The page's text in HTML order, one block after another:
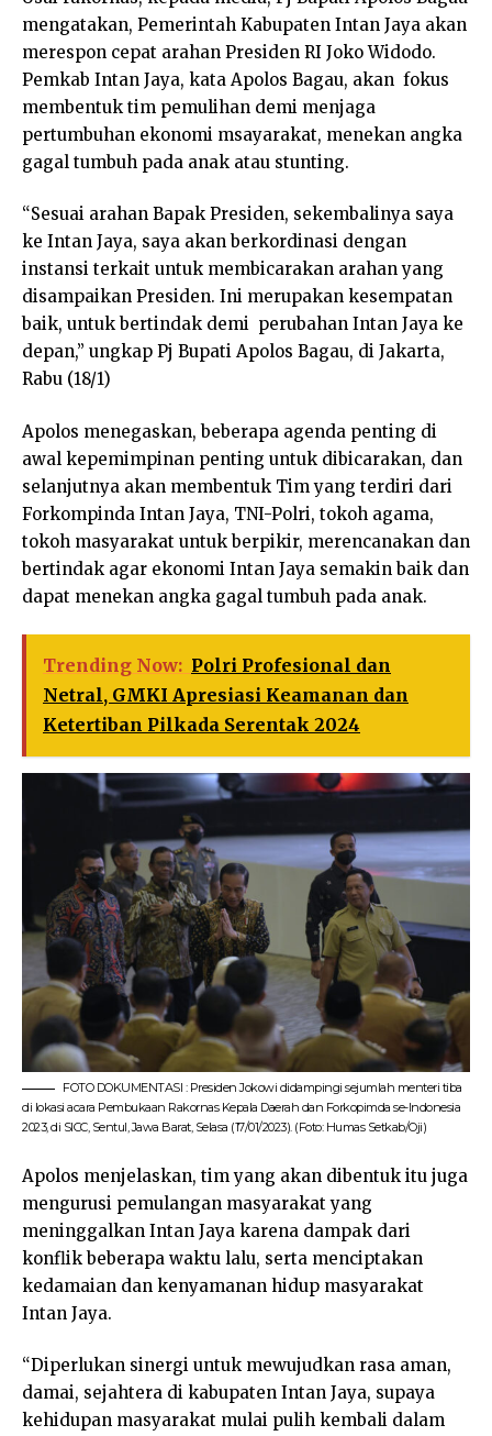
mengatakan, Pemerintah Kabupaten Intan Jaya akan
merespon cepat arahan Presiden RI Joko Widodo.
Pemkab Intan Jaya, kata Apolos Bagau, akan fokus
membentuk tim pemulihan demi menjaga
pertumbuhan ekonomi msayarakat, menekan angka
gagal tumbuh pada anak atau stunting.
“Sesuai arahan Bapak Presiden, sekembalinya saya
ke Intan Jaya, saya akan berkordinasi dengan
instansi terkait untuk membicarakan arahan yang
disampaikan Presiden. Ini merupakan kesempatan
baik, untuk bertindak demi perubahan Intan Jaya ke
depan,” ungkap Pj Bupati Apolos Bagau, di Jakarta,
Rabu (18/1)
Apolos menegaskan, beberapa agenda penting di
awal kepemimpinan penting untuk dibicarakan, dan
selanjutnya akan membentuk Tim yang terdiri dari
Forkompinda Intan Jaya, TNI-Polri, tokoh agama,
tokoh masyarakat untuk berpikir, merencanakan dan
bertindak agar ekonomi Intan Jaya semakin baik dan
dapat menekan angka gagal tumbuh pada anak.
Trending Now: Polri Profesional dan
Netral, GMKI Apresiasi Keamanan dan
Ketertiban Pilkada Serentak 2024
FOTO DOKUMENTASI : Presiden Jokowi didampingi sejumlah menteri tiba
di lokasi acara Pembukaan Rakornas Kepala Daerah dan Forkopimda se-Indonesia
2023, di SICC, Sentul, Jawa Barat, Selasa (17/01/2023). (Foto: Humas Setkab/Oji)
Apolos menjelaskan, tim yang akan dibentuk itu juga
mengurusi pemulangan masyarakat yang
meninggalkan Intan Jaya karena dampak dari
konflik beberapa waktu lalu, serta menciptakan
kedamaian dan kenyamanan hidup masyarakat
Intan Jaya.
“Diperlukan sinergi untuk mewujudkan rasa aman,
damai, sejahtera di kabupaten Intan Jaya, supaya
kehidupan masyarakat mulai pulih kembali dalam